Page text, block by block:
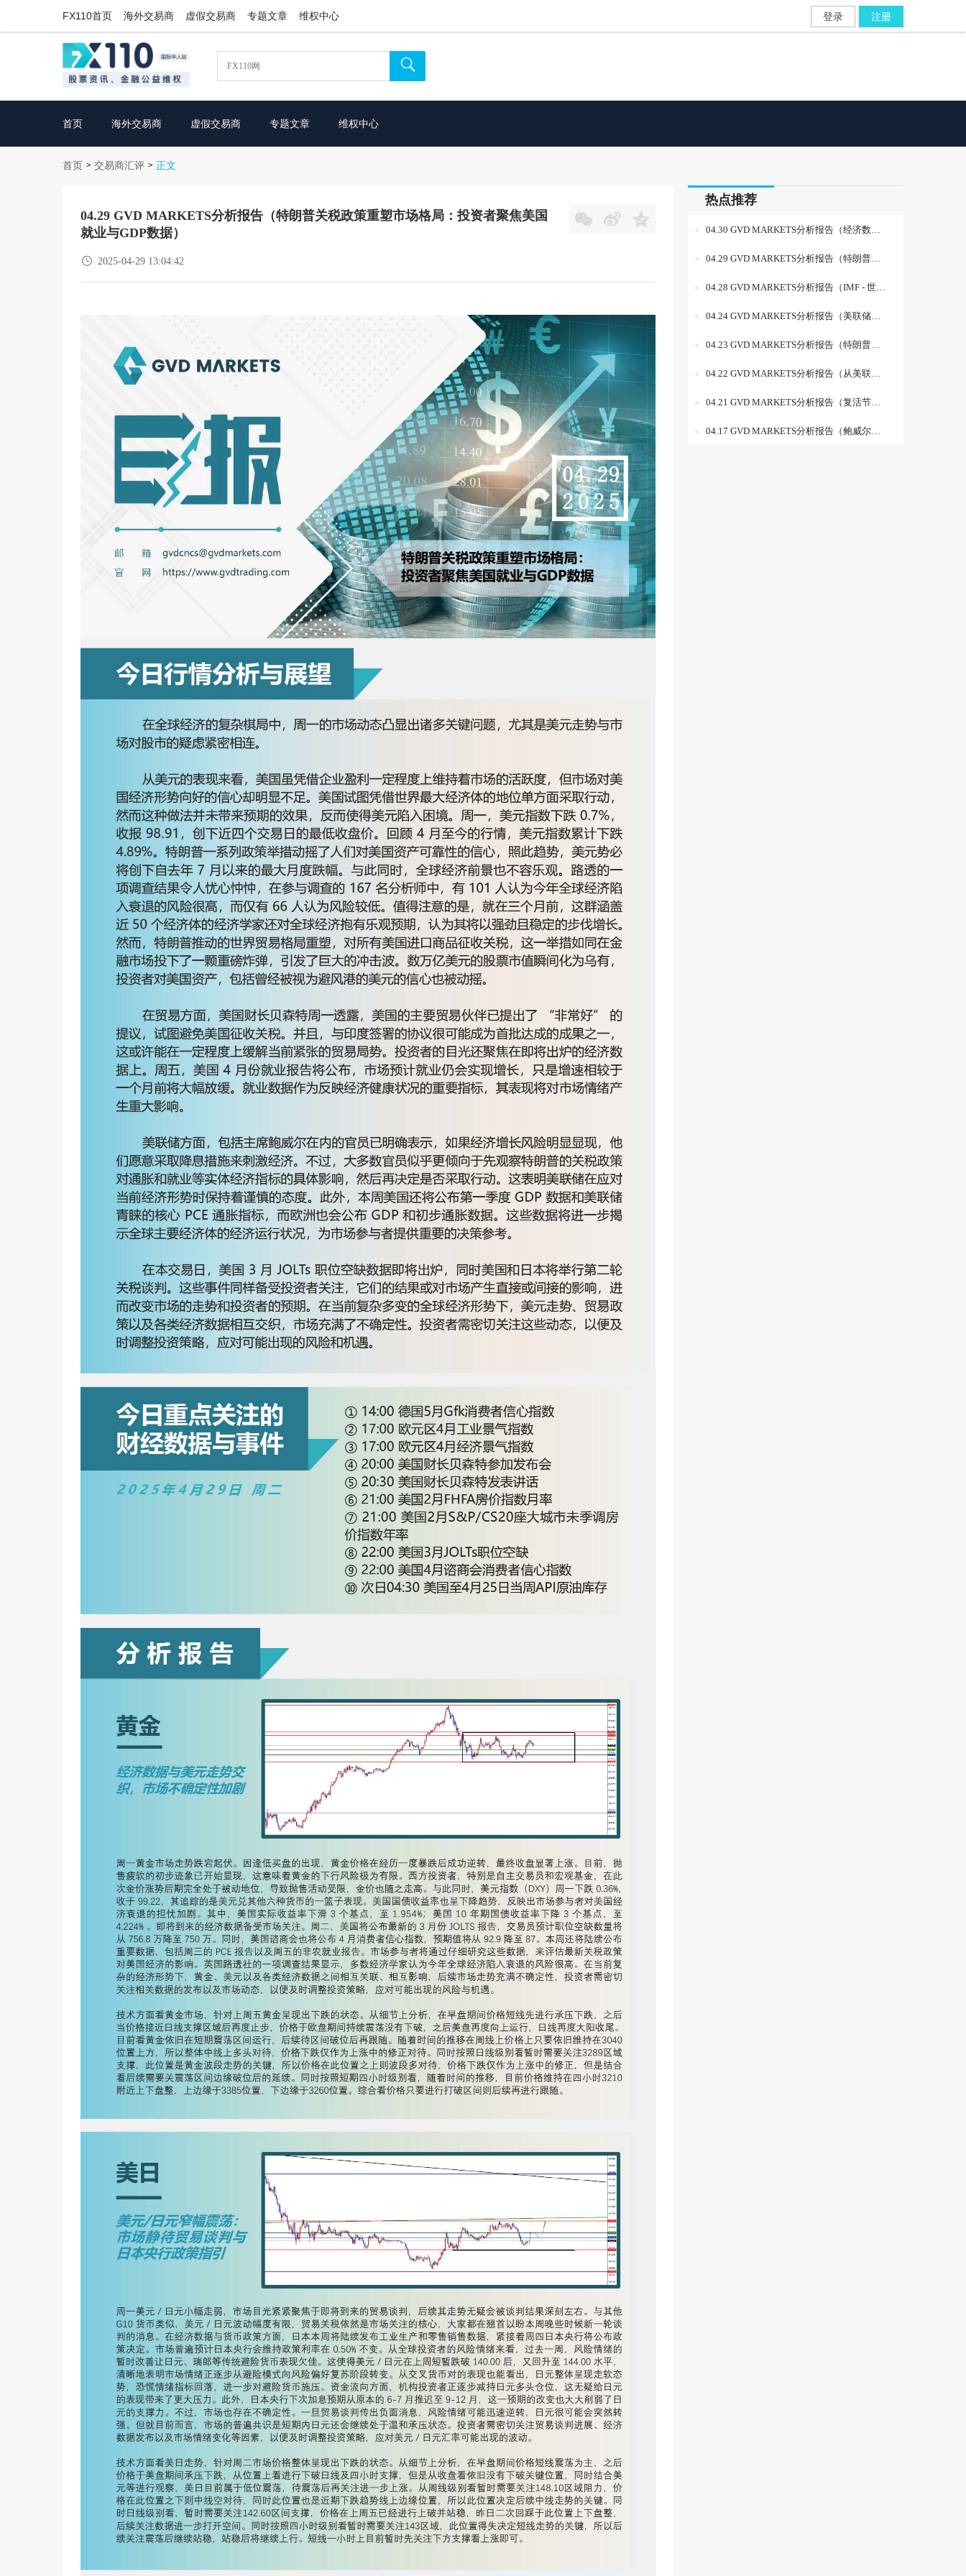
FX110首页 海外交易商 虚假交易商 专题文章 维权中心 登录 注册

首页 海外交易商 虚假交易商 专题文章 维权中心
首页 > 交易商汇评 > 正文
04.29 GVD MARKETS分析报告（特朗普关税政策重塑市场格局：投资者聚焦美国
就业与GDP数据）
  
 2025-04-29 13:04:42
热点推荐
04.30 GVD MARKETS分析报告（经济数据拉响警报：特朗普政策调整难掩美国经济放缓迹象）
04.29 GVD MARKETS分析报告（特朗普关税政策重塑市场格局：投资者聚焦美国就业与GDP数据）
04.28 GVD MARKETS分析报告（IMF - 世界银行春季会议后，全球经济迷雾重重与地缘局势新动态）
04.24 GVD MARKETS分析报告（美联储主席职位稳定，市场信心增强，美元与股市受益）
04.23 GVD MARKETS分析报告（特朗普高额关税拖累全球经济，IMF 与世界银行会议聚焦降税谈判）
04.22 GVD MARKETS分析报告（从美联储矛盾到贸易关税，特朗普引发全球市场不确定性激增）
04.21 GVD MARKETS分析报告（复活节停火沦为外交噱头：俄乌互指违约，冲突升级风险加剧）
04.17 GVD MARKETS分析报告（鲍威尔发声浇灭市场信心，美股暴跌，避险资产受热捧）